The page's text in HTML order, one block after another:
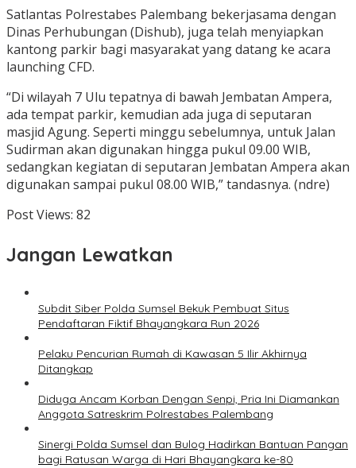
Satlantas Polrestabes Palembang bekerjasama dengan
Dinas Perhubungan (Dishub), juga telah menyiapkan
kantong parkir bagi masyarakat yang datang ke acara
launching CFD.
“Di wilayah 7 Ulu tepatnya di bawah Jembatan Ampera,
ada tempat parkir, kemudian ada juga di seputaran
masjid Agung. Seperti minggu sebelumnya, untuk Jalan
Sudirman akan digunakan hingga pukul 09.00 WIB,
sedangkan kegiatan di seputaran Jembatan Ampera akan
digunakan sampai pukul 08.00 WIB,” tandasnya. (ndre)
Post Views: 82
Jangan Lewatkan
Subdit Siber Polda Sumsel Bekuk Pembuat Situs
Pendaftaran Fiktif Bhayangkara Run 2026
Pelaku Pencurian Rumah di Kawasan 5 Ilir Akhirnya
Ditangkap
Diduga Ancam Korban Dengan Senpi, Pria Ini Diamankan
Anggota Satreskrim Polrestabes Palembang
Sinergi Polda Sumsel dan Bulog Hadirkan Bantuan Pangan
bagi Ratusan Warga di Hari Bhayangkara ke-80